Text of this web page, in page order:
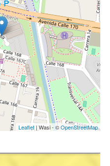
Leaflet | Wasi - ©OpenStreetMap